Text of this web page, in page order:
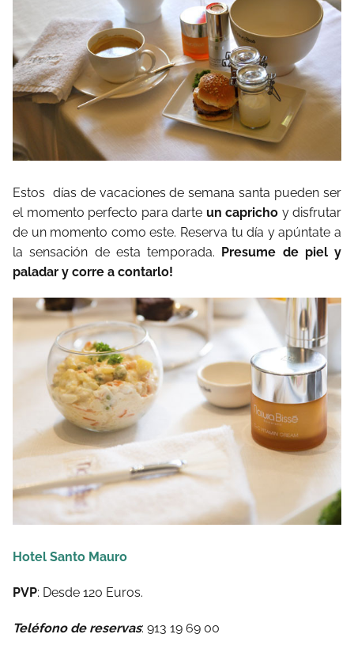
Estos días de vacaciones de semana santa pueden ser
el momento perfecto para darte un capricho y disfrutar
de un momento como este. Reserva tu día y apúntate a
la sensación de esta temporada. Presume de piel y
paladar y corre a contarlo!
Hotel Santo Mauro
PVP: Desde 120 Euros.
Teléfono de reservas: 913 19 69 00